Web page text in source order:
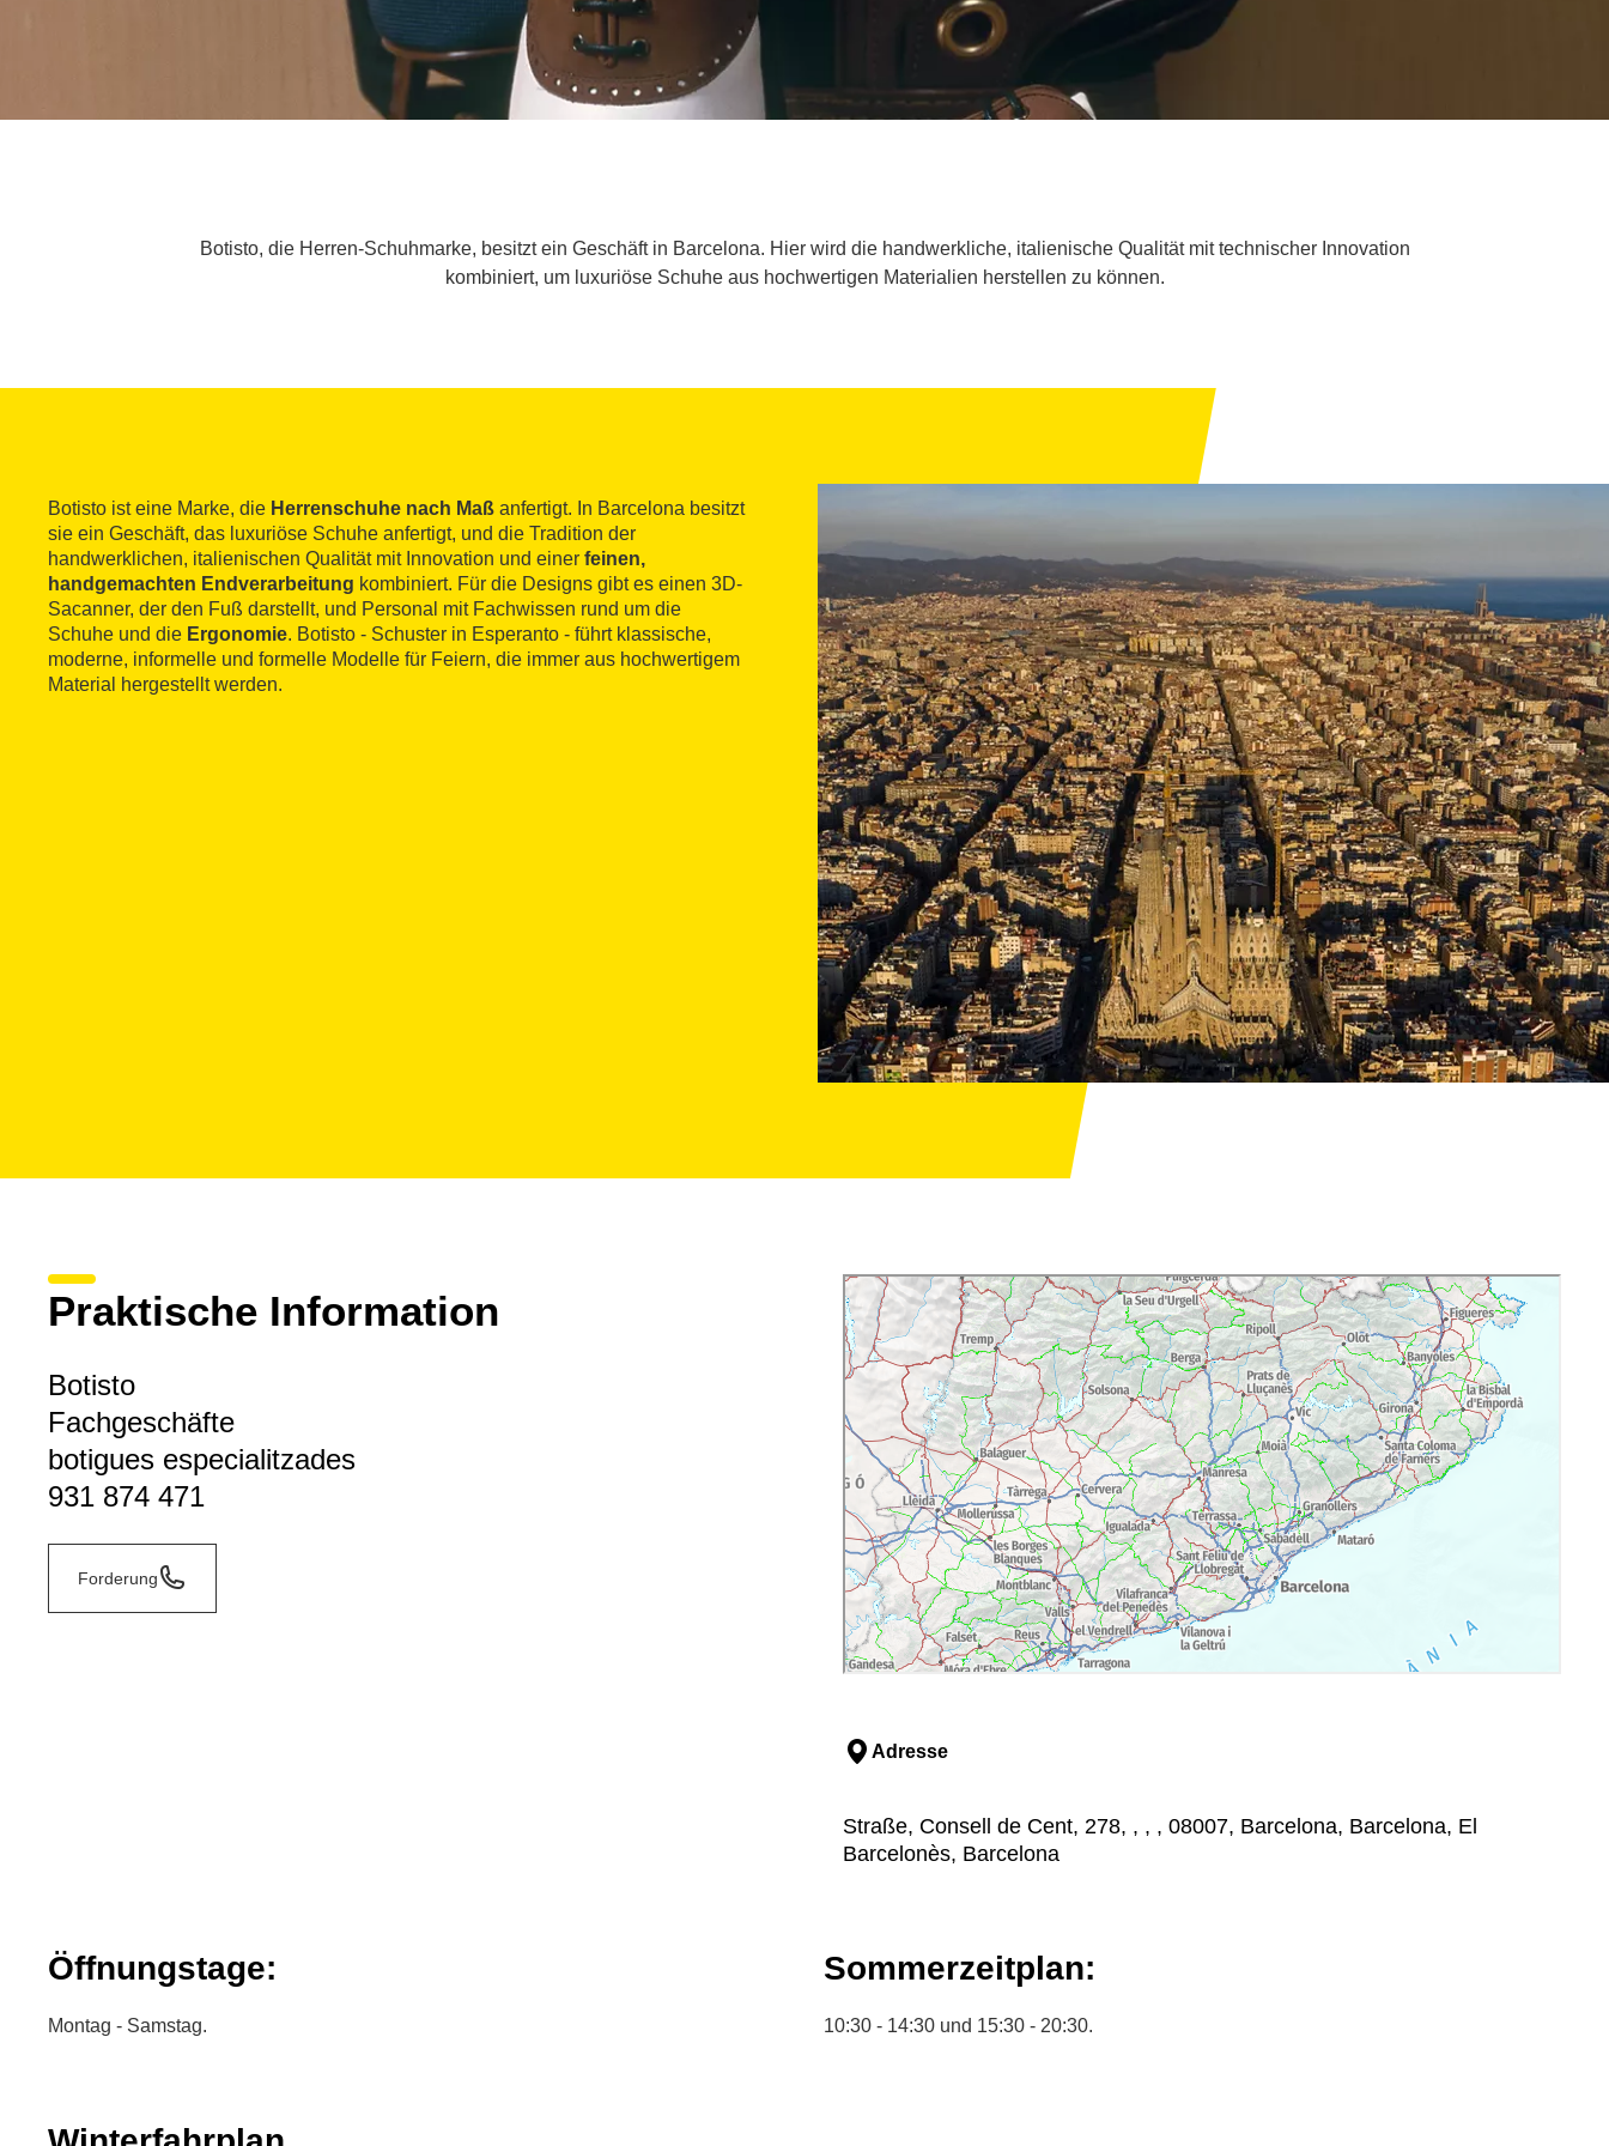
Botisto, die Herren-Schuhmarke, besitzt ein Geschäft in Barcelona. Hier wird die handwerkliche, italienische Qualität mit technischer Innovation
kombiniert, um luxuriöse Schuhe aus hochwertigen Materialien herstellen zu können.
Botisto ist eine Marke, die Herrenschuhe nach Maß anfertigt. In Barcelona besitzt
sie ein Geschäft, das luxuriöse Schuhe anfertigt, und die Tradition der
handwerklichen, italienischen Qualität mit Innovation und einer feinen,
handgemachten Endverarbeitung kombiniert. Für die Designs gibt es einen 3D-
Sacanner, der den Fuß darstellt, und Personal mit Fachwissen rund um die
Schuhe und die Ergonomie. Botisto - Schuster in Esperanto - führt klassische,
moderne, informelle und formelle Modelle für Feiern, die immer aus hochwertigem
Material hergestellt werden.
Praktische Information
Botisto
Fachgeschäfte
botigues especialitzades
931 874 471
Forderung
Adresse
Straße, Consell de Cent, 278, , , , 08007, Barcelona, Barcelona, El
Barcelonès, Barcelona
Öffnungstage:
Montag - Samstag.
Sommerzeitplan:
10:30 - 14:30 und 15:30 - 20:30.